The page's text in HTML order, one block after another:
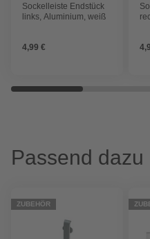
Sockelleiste Endstück
links, Aluminium, weiß
4,99 €
Passend dazu
ZUBEHÖR